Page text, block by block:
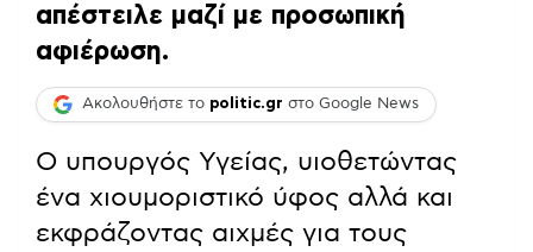
απέστειλε μαζί με προσωπική
αφιέρωση.
Ακολουθήστε το politic.gr στο Google News
Ο υπουργός Υγείας, υιοθετώντας
ένα χιουμοριστικό ύφος αλλά και
εκφράζοντας αιχμές για τους